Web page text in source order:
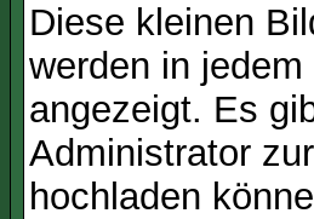
Diese kleinen
werden in
angezeigt. Es
Administrator
hochladen